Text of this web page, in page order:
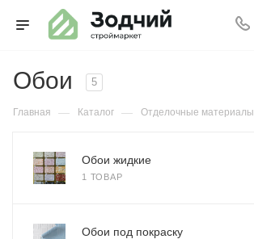
Обои 5
Главная — Каталог — Отделочные материалы
Обои жидкие
1 ТОВАР
Обои под покраску